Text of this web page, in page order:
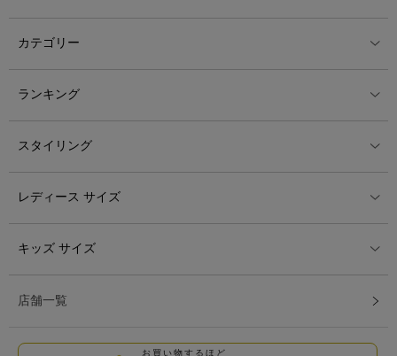
カテゴリー
ランキング
スタイリング
レディース サイズ
キッズ サイズ
店舗一覧
お買い物するほど